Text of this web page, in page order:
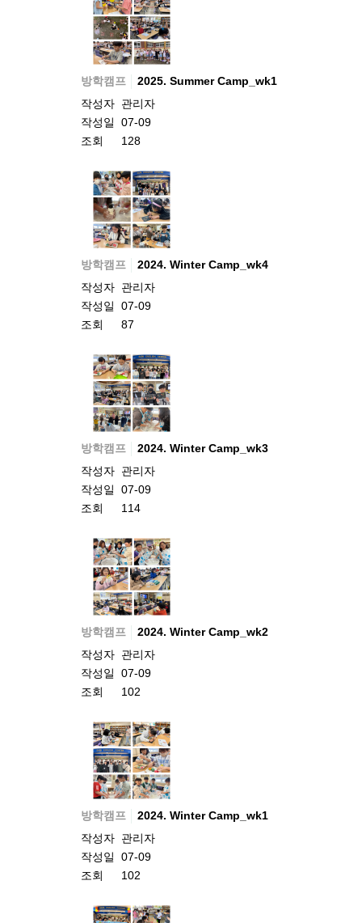
방학캠프
2025. Summer Camp_wk1
작성자 관리자
작성일
07-09
조회
128
방학캠프
2024. Winter Camp_wk4
작성자 관리자
작성일
07-09
조회
87
방학캠프
2024. Winter Camp_wk3
작성자 관리자
작성일
07-09
조회
114
방학캠프
2024. Winter Camp_wk2
작성자 관리자
작성일
07-09
조회
102
방학캠프
2024. Winter Camp_wk1
작성자 관리자
작성일
07-09
조회
102